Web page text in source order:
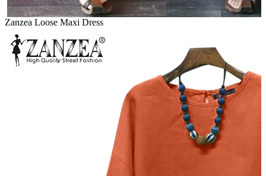
Zanzea Loose Maxi Dress